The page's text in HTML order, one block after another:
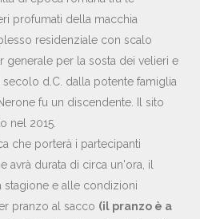
profumati della macchia
residenziale con scalo
generale per la sosta dei velieri e
secolo d.C. dalla potente famiglia
fu un discendente. Il sito
nel 2015.
che porterà i partecipanti
avrà durata di circa un'ora, il
stagione e alle condizioni
pranzo al sacco (il pranzo è a